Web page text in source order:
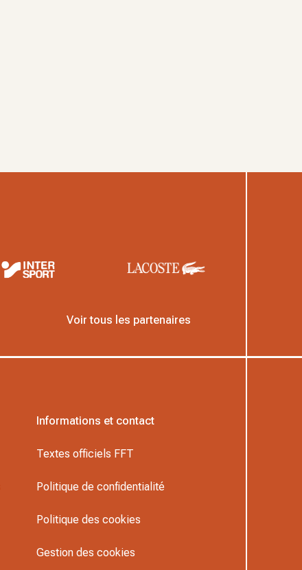
Voir tous les partenaires
Informations et contact
Textes officiels FFT
Politique de confidentialité
Politique des cookies
Gestion des cookies